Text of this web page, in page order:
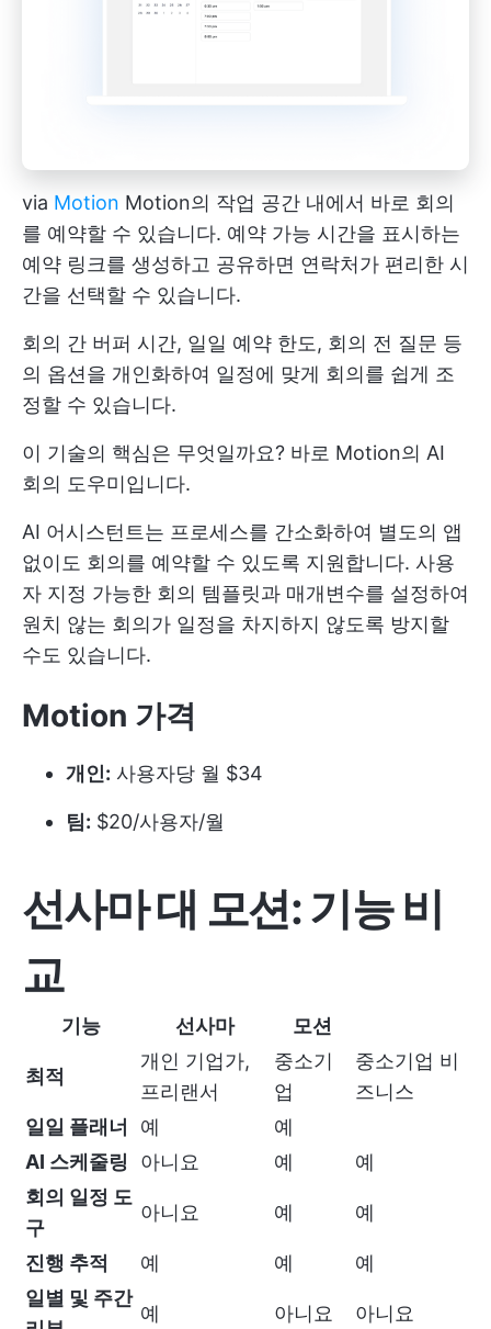
via Motion Motion의 작업 공간 내에서 바로 회의
를 예약할 수 있습니다. 예약 가능 시간을 표시하는
예약 링크를 생성하고 공유하면 연락처가 편리한 시
간을 선택할 수 있습니다.
회의 간 버퍼 시간, 일일 예약 한도, 회의 전 질문 등
의 옵션을 개인화하여 일정에 맞게 회의를 쉽게 조
정할 수 있습니다.
이 기술의 핵심은 무엇일까요? 바로 Motion의 AI
회의 도우미입니다.
AI 어시스턴트는 프로세스를 간소화하여 별도의 앱
없이도 회의를 예약할 수 있도록 지원합니다. 사용
자 지정 가능한 회의 템플릿과 매개변수를 설정하여
원치 않는 회의가 일정을 차지하지 않도록 방지할
수도 있습니다.
Motion 가격
개인: 사용자당 월 $34
팀: $20/사용자/월
선사마 대 모션: 기능 비
교
기능 선사마 모션
최적
개인 기업가,
프리랜서
중소기
업
중소기업 비
즈니스
일일 플래너
예
예
AI 스케줄링
아니요 예
예
회의 일정 도
구
아니요 예 예
진행 추적 예 예
예
일별 및 주간
예 아니요 아니요